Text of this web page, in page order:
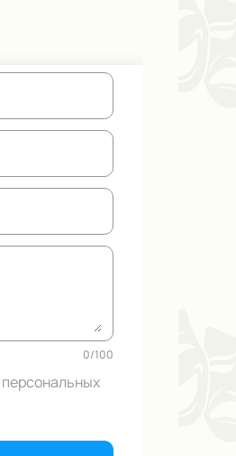
0/100
персональных